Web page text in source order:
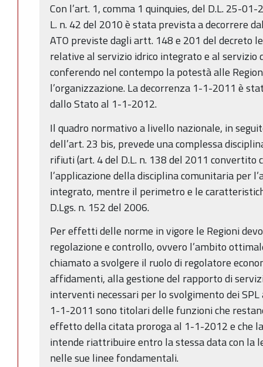
Con l’art. 1, comma 1 quinquies, del D.L. 25-
L. n. 42 del 2010 è stata prevista a decorrere
ATO previste dagli artt. 148 e 201 del decreto
relative al servizio idrico integrato e al servizio
conferendo nel contempo la potestà alle
l’organizzazione. La decorrenza 1-1-2011 è
dallo Stato al 1-1-2012.
Il quadro normativo a livello nazionale, in
dell’art. 23 bis, prevede una complessa
rifiuti (art. 4 del D.L. n. 138 del 2011 convertito
l’applicazione della disciplina comunitaria per
integrato, mentre il perimetro e le
D.Lgs. n. 152 del 2006.
Per effetti delle norme in vigore le Regioni
regolazione e controllo, ovvero l’ambito
chiamato a svolgere il ruolo di regolatore
affidamenti, alla gestione del rapporto di
interventi necessari per lo svolgimento dei
1-1-2011 sono titolari delle funzioni che
effetto della citata proroga al 1-1-2012 e che
intende riattribuire entro la stessa data con la
nelle sue linee fondamentali.